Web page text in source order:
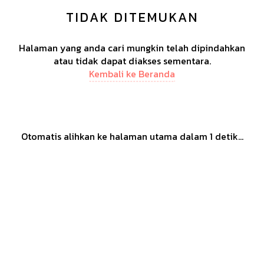
TIDAK DITEMUKAN
Halaman yang anda cari mungkin telah dipindahkan
atau tidak dapat diakses sementara.
Kembali ke Beranda
Otomatis alihkan ke halaman utama dalam 1 detik...